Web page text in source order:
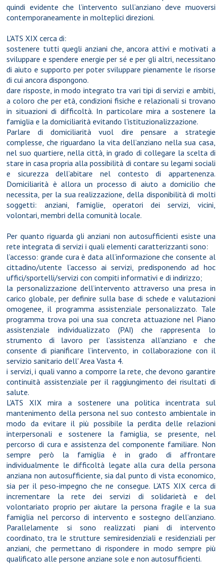
quindi evidente che l’intervento sull’anziano deve muoversi
contemporaneamente in molteplici direzioni.
L'ATS XIX cerca di:
sostenere tutti quegli anziani che, ancora attivi e motivati a
sviluppare e spendere energie per sé e per gli altri, necessitano
di aiuto e supporto per poter sviluppare pienamente le risorse
di cui ancora dispongono.
dare risposte, in modo integrato tra vari tipi di servizi e ambiti,
a coloro che per età, condizioni fisiche e relazionali si trovano
in situazioni di difficoltà. In particolare mira a sostenere la
famiglia e la domiciliarità evitando l'istituzionalizzazione.
Parlare di domiciliarità vuol dire pensare a strategie
complesse, che riguardano la vita dell’anziano nella sua casa,
nel suo quartiere, nella città, in grado di collegare la scelta di
stare in casa propria alla possibilità di contare su legami sociali
e sicurezza dell’abitare nel contesto di appartenenza.
Domiciliarità è allora un processo di aiuto a domicilio che
necessita, per la sua realizzazione, della disponibilità di molti
soggetti: anziani, famiglie, operatori dei servizi, vicini,
volontari, membri della comunità locale.
Per quanto riguarda gli anziani non autosufficienti esiste una
rete integrata di servizi i quali elementi caratterizzanti sono:
l’accesso: grande cura è data all’informazione che consente al
cittadino/utente l’accesso ai servizi, predisponendo ad hoc
uffici/sportelli/servizi con compiti informativi e di indirizzo;
la personalizzazione dell’intervento attraverso una presa in
carico globale, per definire sulla base di schede e valutazioni
omogenee, il programma assistenziale personalizzato. Tale
programma trova poi una sua concreta attuazione nel Piano
assistenziale individualizzato (PAI) che rappresenta lo
strumento di lavoro per l’assistenza all’anziano e che
consente di pianificare l’intervento, in collaborazione con il
servizio sanitario dell' Area Vasta 4.
i servizi, i quali vanno a comporre la rete, che devono garantire
continuità assistenziale per il raggiungimento dei risultati di
salute.
L'ATS XIX mira a sostenere una politica incentrata sul
mantenimento della persona nel suo contesto ambientale in
modo da evitare il più possibile la perdita delle relazioni
interpersonali e sostenere la famiglia, se presente, nel
percorso di cura e assistenza del componente familiare. Non
sempre però la famiglia è in grado di affrontare
individualmente le difficoltà legate alla cura della persona
anziana non autosufficiente, sia dal punto di vista economico,
sia per il peso-impegno che ne consegue. L’ATS XIX cerca di
incrementare la rete dei servizi di solidarietà e del
volontariato proprio per aiutare la persona fragile e la sua
famiglia nel percorso di intervento e sostegno dell’anziano.
Parallelamente si sono realizzati piani di intervento
coordinato, tra le strutture semiresidenziali e residenziali per
anziani, che permettano di rispondere in modo sempre più
qualificato alle persone anziane sole e non autosufficienti.